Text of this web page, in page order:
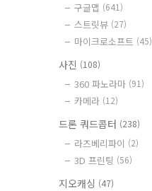
구글맵 (641)
스트릿뷰 (27)
마이크로소프트 (45)
사진 (108)
360 파노라마 (91)
카메라 (12)
드론 쿼드콥터 (238)
라즈베리파이 (2)
3D 프린팅 (56)
지오캐싱 (47)